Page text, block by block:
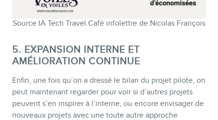
Source IA Tech Travel Café infolettre de Nicolas François
5. EXPANSION INTERNE ET
AMÉLIORATION CONTINUE
Enfin, une fois qu’on a dressé le bilan du projet pilote, on
peut maintenant regarder pour voir si d’autres projets
peuvent s’en inspirer à l’interne, ou encore envisager de
nouveaux projets avec une toute autre approche